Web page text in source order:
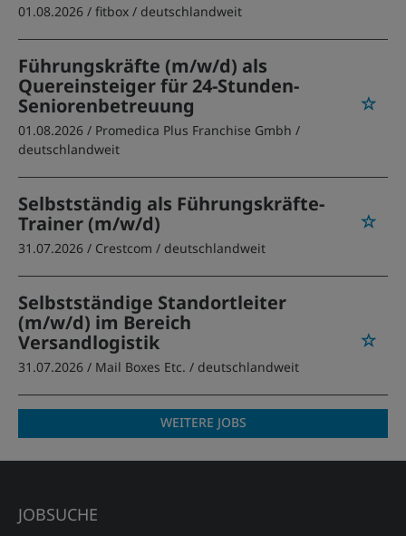
01.08.2026 / fitbox / deutschlandweit
Führungskräfte (m/w/d) als
Quereinsteiger für 24-Stunden-
Seniorenbetreuung
01.08.2026 / Promedica Plus Franchise Gmbh /
deutschlandweit
Selbstständig als Führungskräfte-
Trainer (m/w/d)
31.07.2026 / Crestcom / deutschlandweit
Selbstständige Standortleiter
(m/w/d) im Bereich
Versandlogistik
31.07.2026 / Mail Boxes Etc. / deutschlandweit
WEITERE JOBS
JOBSUCHE